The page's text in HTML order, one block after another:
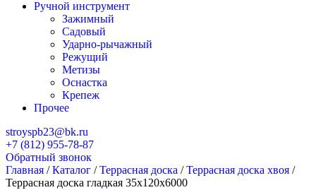
Ручной инструмент
Зажимный
Садовый
Ударно-рычажный
Режущий
Метизы
Оснастка
Крепеж
Прочее
stroyspb23@bk.ru
+7 (812) 955-78-87
Обратный звонок
Главная /Каталог /Террасная доска /Террасная доска хвоя /
Террасная доска гладкая 35х120х6000